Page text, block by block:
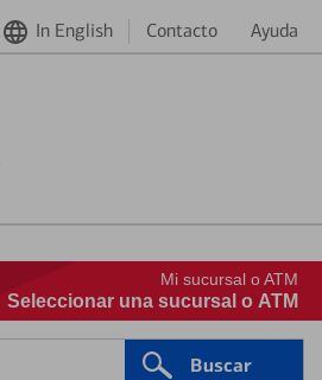
In English Contacto Ayuda
Mi sucursal o ATM
Seleccionar una sucursal o ATM
Buscar